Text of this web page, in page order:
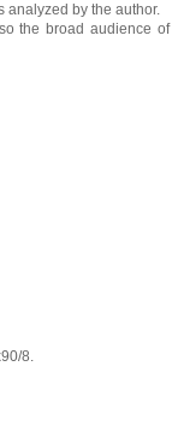
analyzed by the author.
the broad audience of
8.